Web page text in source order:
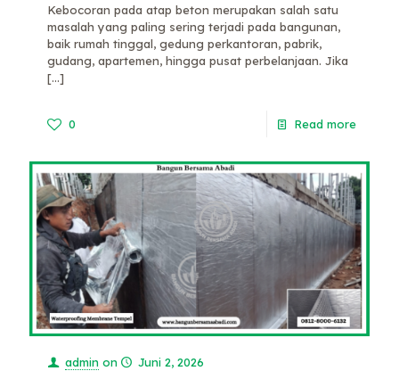
Kebocoran pada atap beton merupakan salah satu
masalah yang paling sering terjadi pada bangunan,
baik rumah tinggal, gedung perkantoran, pabrik,
gudang, apartemen, hingga pusat perbelanjaan. Jika
[…]
0 Read more
admin on Juni 2, 2026